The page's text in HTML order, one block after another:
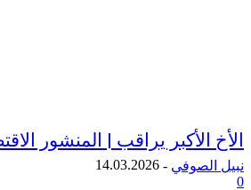
يراقب | المنشور الاقتصادي
-
14.03.2026